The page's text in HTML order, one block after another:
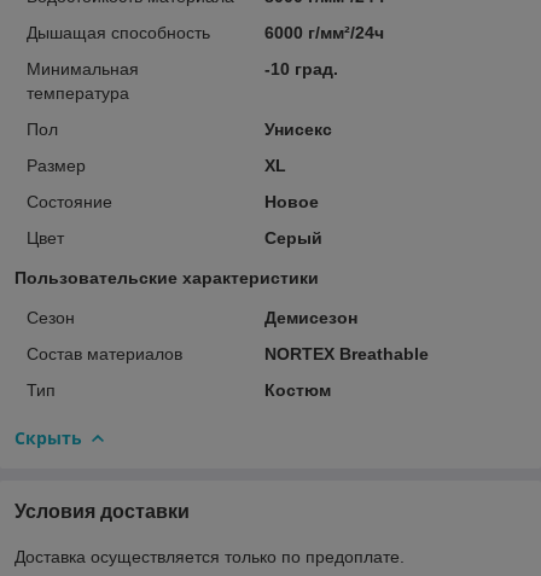
Дышащая способность
6000 г/мм²/24ч
Минимальная
температура
-10 град.
Пол
Унисекс
Размер
XL
Состояние
Новое
Цвет
Серый
Пользовательские характеристики
Сезон
Демисезон
Состав материалов
NORTEX Breathable
Тип
Костюм
Скрыть
Условия доставки
Доставка осуществляется только по предоплате.